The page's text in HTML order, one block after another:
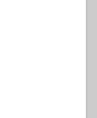
di tutto il
e pronti a conoscere